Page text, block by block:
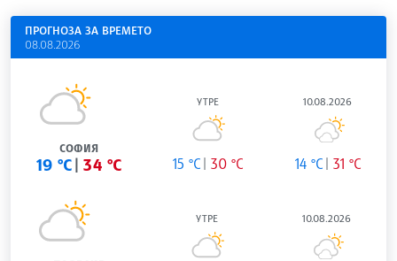
ПРОГНОЗА ЗА ВРЕМЕТО
08.08.2026
СОФИЯ
19 °C 34 °C
УТРЕ
15 °C 30 °C
10.08.2026
14 °C 31 °C
УТРЕ 10.08.2026